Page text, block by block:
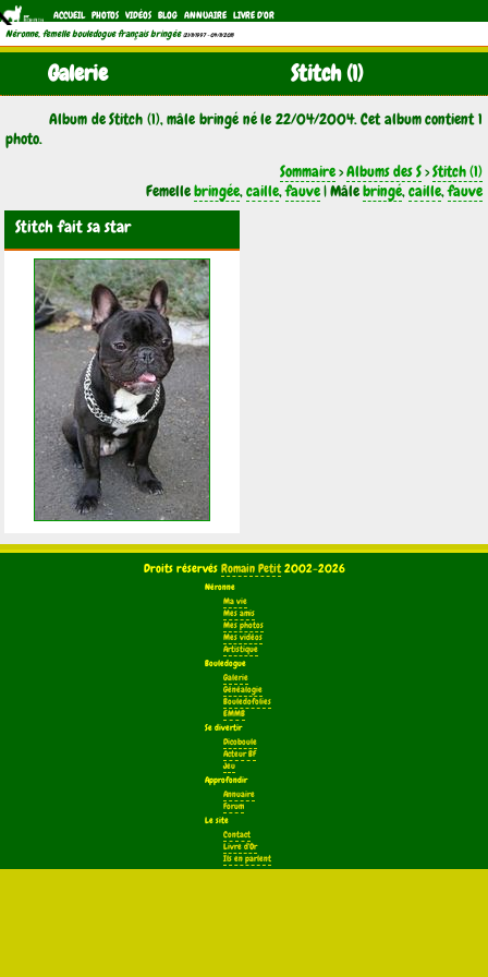
ACCUEIL PHOTOS VIDÉOS BLOG ANNUAIRE LIVRE D'OR
Néronne, femelle bouledogue français bringée (21/11/1997 - 04/11/2011)
Galerie Stitch (1)
Album de Stitch (1), mâle bringé né le 22/04/2004. Cet album contient 1
photo.
Sommaire>Albums des S>Stitch (1)
Femellebringée,caille,fauve| Mâlebringé,caille,fauve
Stitch fait sa star
Droits réservés Romain Petit2002-2026
Néronne
Ma vie
Mes amis
Mes photos
Mes vidéos
Artistique
Bouledogue
Galerie
Généalogie
Bouledofolies
EMMB
Se divertir
Dicoboule
Acteur BF
Jeu
Approfondir
Annuaire
Forum
Le site
Contact
Livre d'Or
Ils en parlent